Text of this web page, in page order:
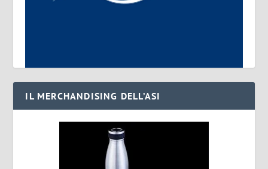
IL MERCHANDISING DELL’ASI